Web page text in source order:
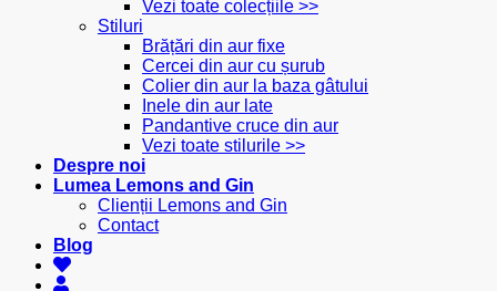
Vezi toate colecțiile >>
Stiluri
Brățări din aur fixe
Cercei din aur cu șurub
Colier din aur la baza gâtului
Inele din aur late
Pandantive cruce din aur
Vezi toate stilurile >>
Despre noi
Lumea Lemons and Gin
Clienții Lemons and Gin
Contact
Blog